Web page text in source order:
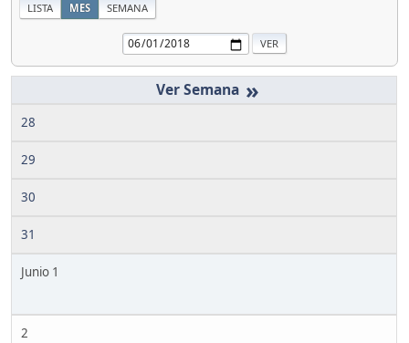
LISTA MES SEMANA
»
28
29
30
31
Junio 1
2